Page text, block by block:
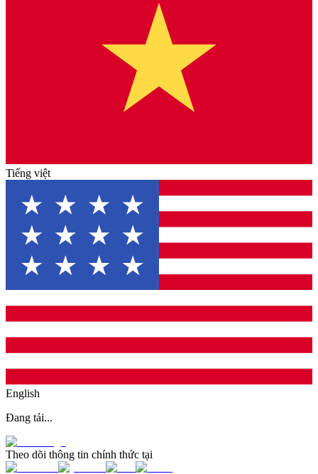
Tiếng việt
English
Đang tải...
Theo dõi thông tin chính thức tại